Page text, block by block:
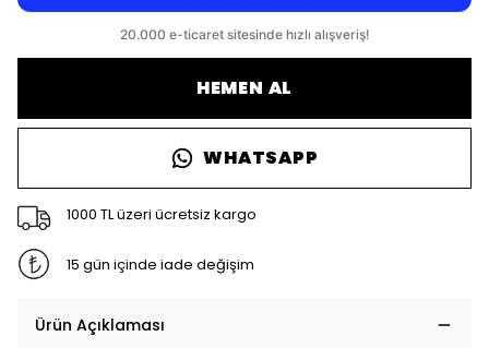
HEMEN AL
WHATSAPP
1000 TL üzeri ücretsiz kargo
15 gün içinde iade değişim
Ürün Açıklaması